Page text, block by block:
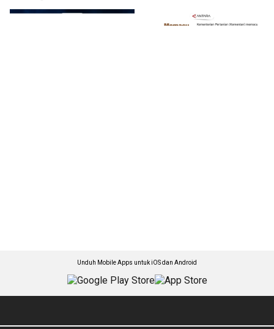
Unduh Mobile Apps untuk iOS dan Android